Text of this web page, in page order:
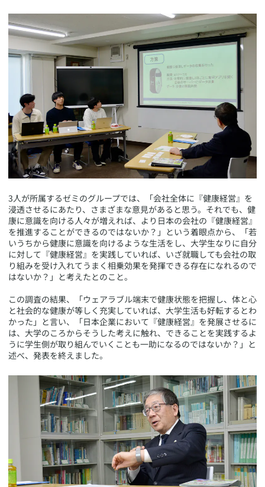
​3人が所属するゼミのグループでは、「会社全体に『健康経営』を
浸透させるにあたり、さまざまな意見があると思う。それでも、健
康に意識を向ける人々が増えれば、より日本の会社の『健康経営』
を推進することができるのではないか？」という着眼点から、「若
いうちから健康に意識を向けるような生活をし、大学生なりに自分
に対して『健康経営』を実践していれば、いざ就職しても会社の取
り組みを受け入れてうまく相乗効果を発揮できる存在になれるので
はないか？」と考えたとのこと。
この調査の結果、「ウェアラブル端末で健康状態を把握し、体と心
と社会的な健康が等しく充実していれば、大学生活も好転するとわ
かった」と言い、「日本企業において『健康経営』を発展させるに
は、大学のころからそうした考えに触れ、できることを実践するよ
うに学生側が取り組んでいくことも一助になるのではないか？」と
述べ、発表を終えました。